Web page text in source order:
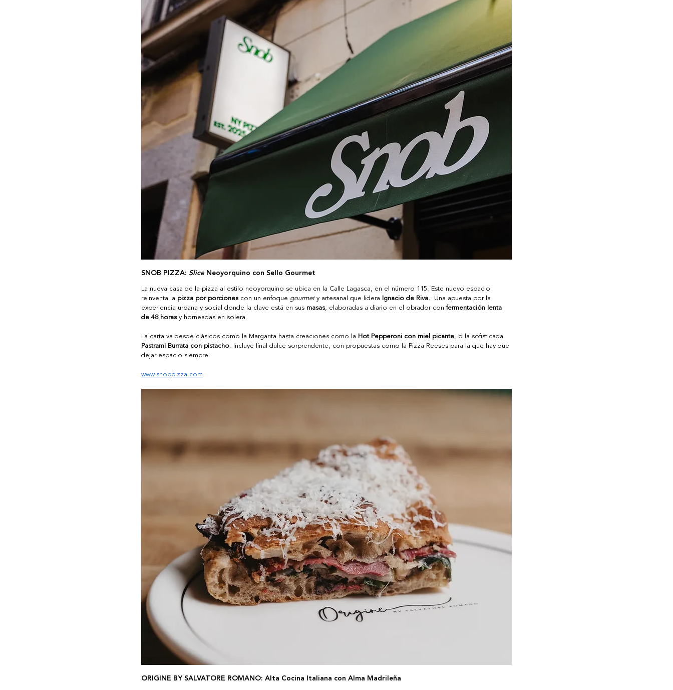
SNOB PIZZA: Slice Neoyorquino con Sello Gourmet
La nueva casa de la pizza al estilo neoyorquino se ubica en la Calle Lagasca, en el número 115. Este nuevo espacio
reinventa la pizza por porciones con un enfoque gourmet y artesanal que lidera Ignacio de Riva.
Una apuesta por la
experiencia urbana y social donde la clave está en sus masas, elaboradas a diario en el obrador con fermentación lenta
de 48 horas y horneadas en solera.
La carta va desde clásicos como la Margarita hasta creaciones como la Hot Pepperoni con miel picante, o la sofisticada
Pastrami Burrata con pistacho. Incluye final dulce sorprendente, con propuestas como la Pizza Reeses para la que hay que
dejar espacio siempre.
www.snobpizza.com
ORIGINE BY SALVATORE ROMANO: Alta Cocina Italiana con Alma Madrileña